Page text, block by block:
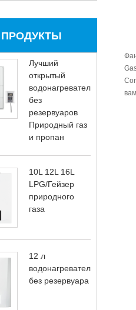
Лучший
открытый
водонагреватель
без
резервуаров
Природный газ
и пропан
10L 12L 16L
LPG/Гейзер
природного
газа
12 л
водонагревателя
без резервуара